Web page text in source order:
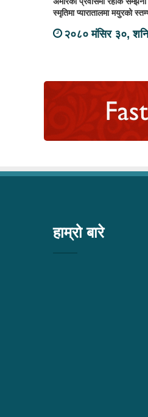
स्मृतिमा प्यारातालमा मयुरको
२०८० मंसिर ३०,
हाम्रो बारे